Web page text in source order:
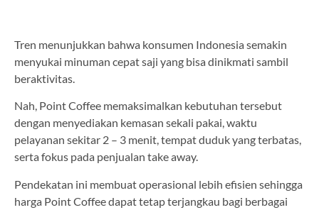
Tren menunjukkan bahwa konsumen Indonesia semakin
menyukai minuman cepat saji yang bisa dinikmati sambil
beraktivitas.
Nah, Point Coffee memaksimalkan kebutuhan tersebut
dengan menyediakan kemasan sekali pakai, waktu
pelayanan sekitar 2 – 3 menit, tempat duduk yang terbatas,
serta fokus pada penjualan take away.
Pendekatan ini membuat operasional lebih efisien sehingga
harga Point Coffee dapat tetap terjangkau bagi berbagai